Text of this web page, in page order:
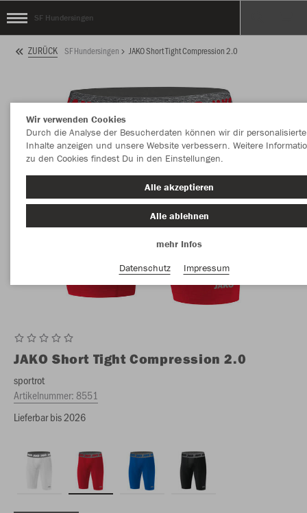
SF Hundersingen
ZURÜCK SF Hundersingen JAKO Short Tight Compression 2.0
JAKO Short Tight Compression 2.0
sportrot
Artikelnummer:8551
Lieferbar bis 2026
Wir verwenden Cookies
Durch die Analyse der Besucherdaten können wir dir personalisierte
Inhalte anzeigen und unsere Website verbessern. Weitere
zu den Cookies findest Du in den Einstellungen.
Alle akzeptieren
Alle ablehnen
mehr Infos
Datenschutz
Impressum